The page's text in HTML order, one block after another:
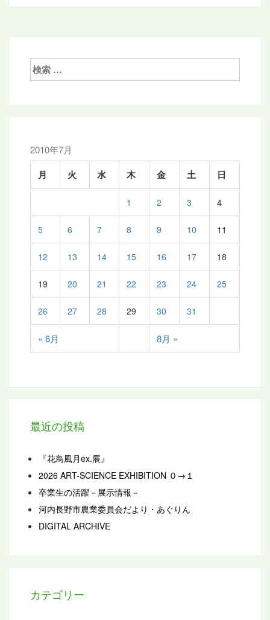
検
索:
2010年7月
月 火 水 木 金 土 日
« 6月 8月 »
1 2 3 4
5 6 7 8 9 10 11
12 13 14 15 16 17 18
19 20 21 22 23 24 25
26 27 28 29 30 31
最近の投稿
『花鳥風月ex.展』
2026 ART-SCIENCE EXHIBITION ０→１
卒業生の活躍－展示情報－
河内長野市農業委員会だより・あぐりん
DIGITAL ARCHIVE
カテゴリー